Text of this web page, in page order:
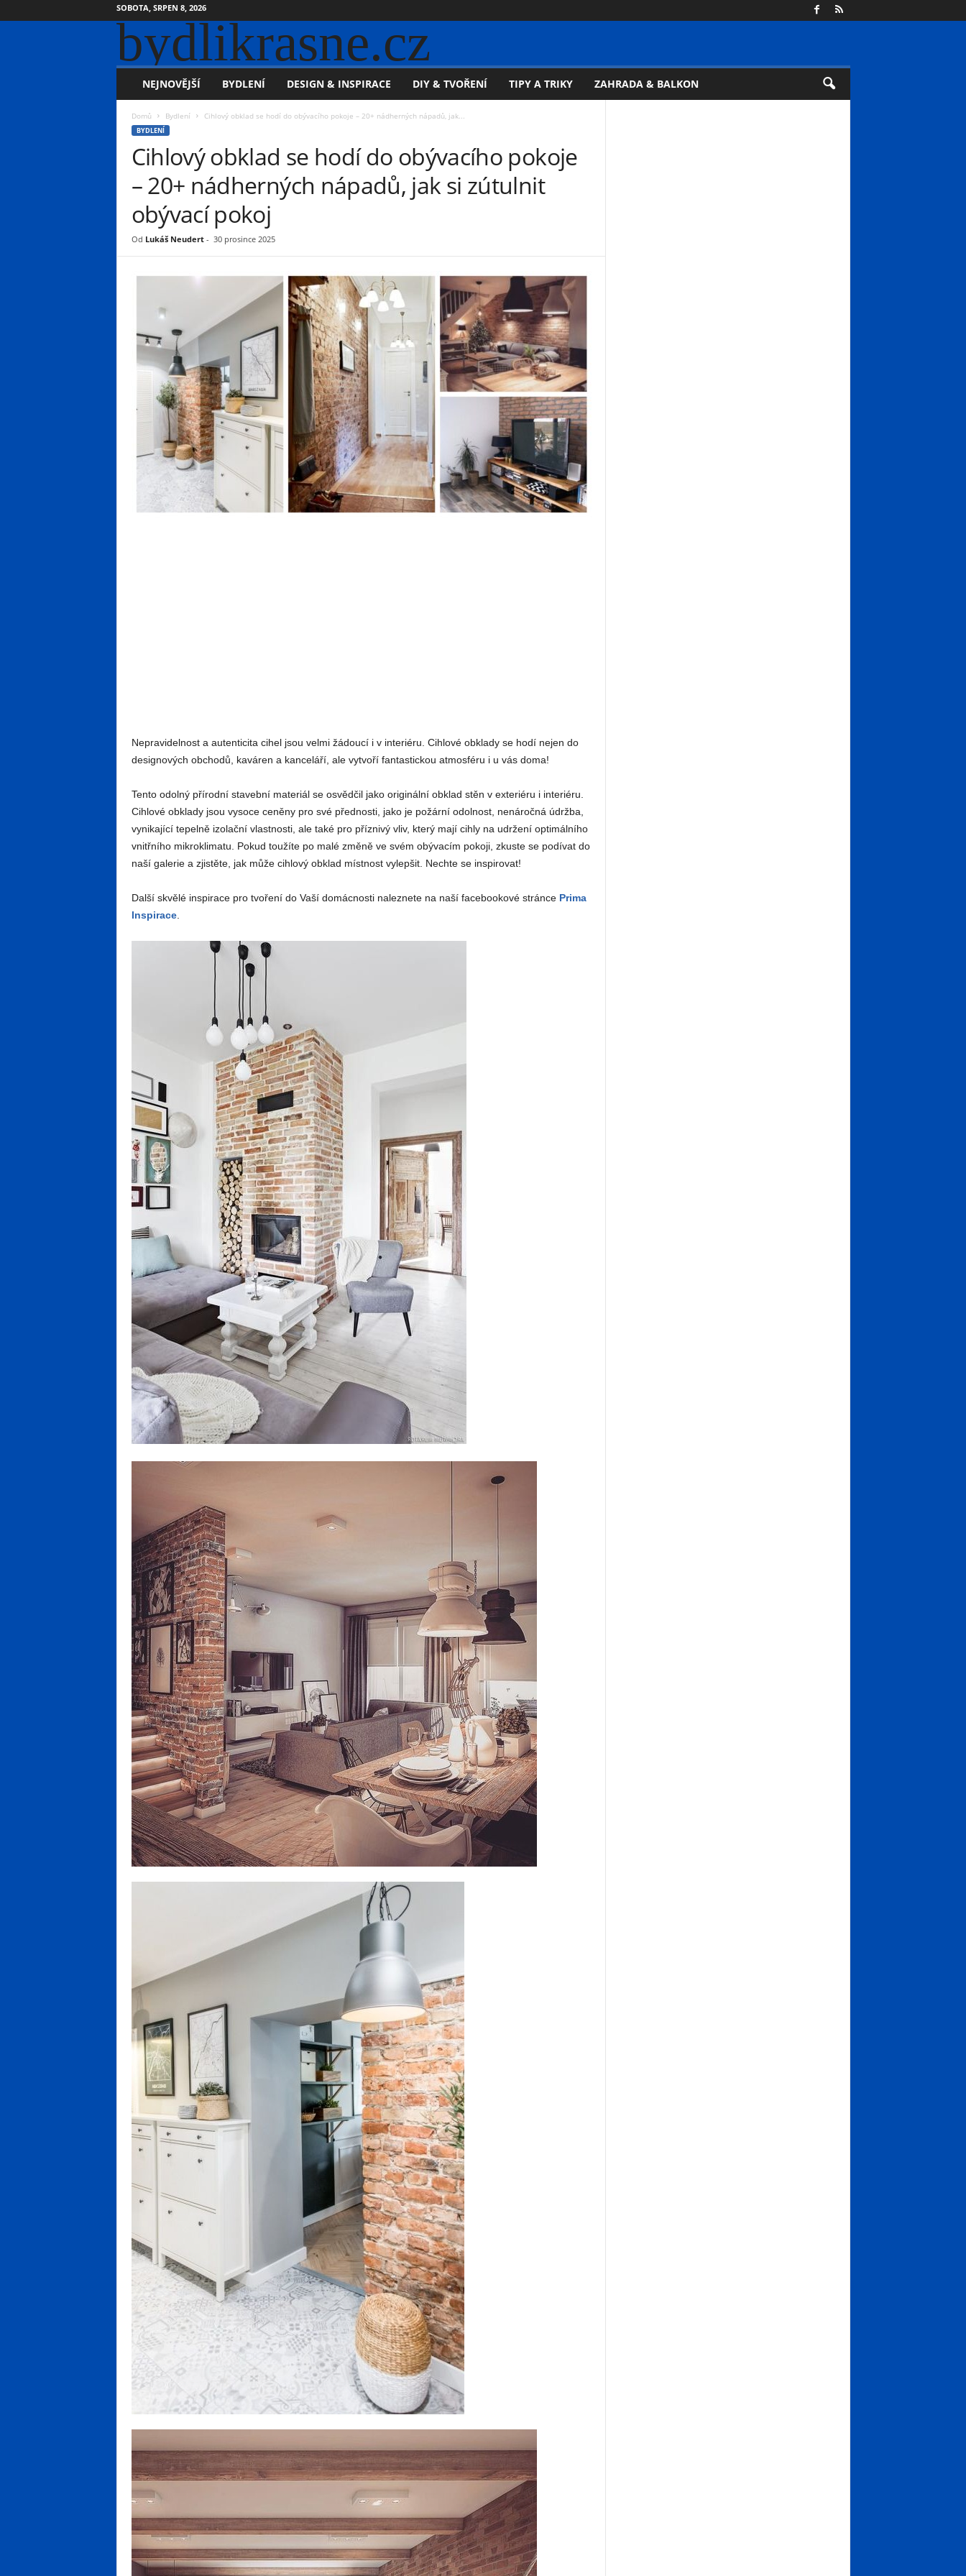
SOBOTA, SRPEN 8, 2026
bydlikrasne.cz
NEJNOVĚJŠÍ BYDLENÍ DESIGN & INSPIRACE DIY & TVOŘENÍ TIPY A TRIKY ZAHRADA & BALKON
Domů Bydlení Cihlový obklad se hodí do obývacího pokoje – 20+ nádherných nápadů, jak...
BYDLENÍ
Cihlový obklad se hodí do obývacího pokoje
– 20+ nádherných nápadů, jak si zútulnit
obývací pokoj
Od Lukáš Neudert- 30 prosince 2025
Nepravidelnost a autenticita cihel jsou velmi žádoucí i v interiéru. Cihlové obklady se hodí nejen do
designových obchodů, kaváren a kanceláří, ale vytvoří fantastickou atmosféru i u vás doma!
Tento odolný přírodní stavební materiál se osvědčil jako originální obklad stěn v exteriéru i interiéru.
Cihlové obklady jsou vysoce ceněny pro své přednosti, jako je požární odolnost, nenáročná údržba,
vynikající tepelně izolační vlastnosti, ale také pro příznivý vliv, který mají cihly na udržení optimálního
vnitřního mikroklimatu. Pokud toužíte po malé změně ve svém obývacím pokoji, zkuste se podívat do
naší galerie a zjistěte, jak může cihlový obklad místnost vylepšit. Nechte se inspirovat!
Další skvělé inspirace pro tvoření do Vaší domácnosti naleznete na naší facebookové stránce Prima
Inspirace.